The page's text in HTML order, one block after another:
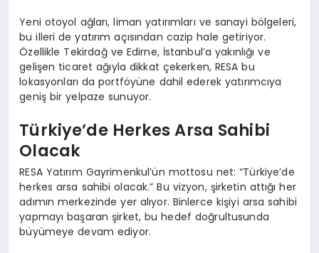
Yeni otoyol ağları, liman yatırımları ve sanayi bölgeleri,
bu illeri de yatırım açısından cazip hale getiriyor.
Özellikle Tekirdağ ve Edirne, İstanbul’a yakınlığı ve
gelişen ticaret ağıyla dikkat çekerken, RESA bu
lokasyonları da portföyüne dahil ederek yatırımcıya
geniş bir yelpaze sunuyor.
Türkiye’de Herkes Arsa Sahibi
Olacak
RESA Yatırım Gayrimenkul’ün mottosu net: “Türkiye’de
herkes arsa sahibi olacak.” Bu vizyon, şirketin attığı her
adımın merkezinde yer alıyor. Binlerce kişiyi arsa sahibi
yapmayı başaran şirket, bu hedef doğrultusunda
büyümeye devam ediyor.